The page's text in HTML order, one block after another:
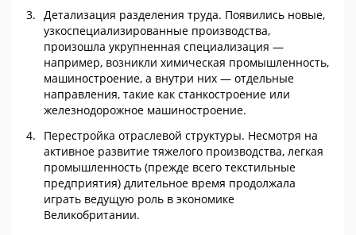
Детализация разделения труда. Появились новые,
узкоспециализированные производства,
произошла укрупненная специализация —
например, возникли химическая промышленность,
машиностроение, а внутри них — отдельные
направления, такие как станкостроение или
железнодорожное машиностроение.
Перестройка отраслевой структуры. Несмотря на
активное развитие тяжелого производства, легкая
промышленность (прежде всего текстильные
предприятия) длительное время продолжала
играть ведущую роль в экономике
Великобритании.